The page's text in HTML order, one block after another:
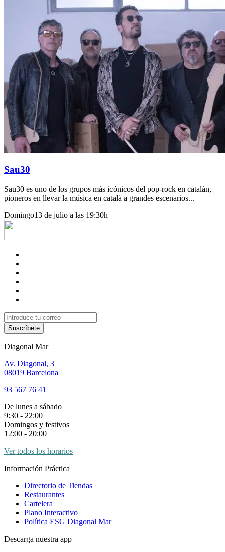
Sau30
Sau30 es uno de los grupos más icónicos del pop-rock en catalán,
pioneros en llevar la música en català a grandes escenarios...
Domingo13 de julio a las 19:30h
Suscríbete
Diagonal Mar
Av. Diagonal, 3
08019 Barcelona
93 567 76 41
De lunes a sábado
9:30 - 22:00
Domingos y festivos
12:00 - 20:00
Ver todos los horarios
Información Práctica
Directorio de Tiendas
Restaurantes
Cartelera
Plano Interactivo
Política ESG Diagonal Mar
Descarga nuestra app